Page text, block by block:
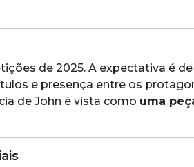
de 2025. A expectativa é
e presença entre os
de John é vista como uma